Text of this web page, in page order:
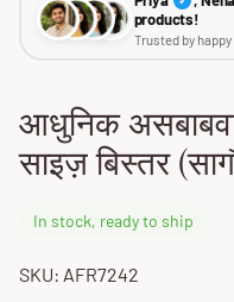
products!
Trusted by
आधुनिक
साइज़ बिस्तर
In stock, ready to ship
SKU: AFR7242